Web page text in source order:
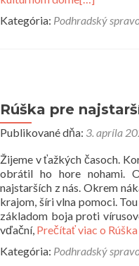
Kategória: Podhradský
Rúška pre
Publikované dňa: 3. apríla
Žijeme v ťažkých časoch.
obrátil ho hore nohami.
najstarších z nás. Okrem
krajom, šíri vlna pomoci.
základom boja proti
vďační, Prečítať viac o
Kategória: Podhradský